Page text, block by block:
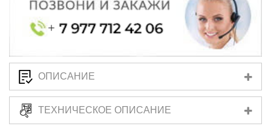
ОПИСАНИЕ
ТЕХНИЧЕСКОЕ ОПИСАНИЕ